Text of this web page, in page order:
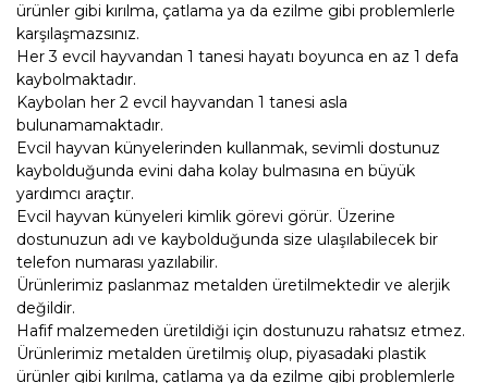
ürünler gibi kırılma, çatlama ya da ezilme gibi problemlerle
karşılaşmazsınız.
Her 3 evcil hayvandan 1 tanesi hayatı boyunca en az 1 defa
kaybolmaktadır.
Kaybolan her 2 evcil hayvandan 1 tanesi asla
bulunamamaktadır.
Evcil hayvan künyelerinden kullanmak, sevimli dostunuz
kaybolduğunda evini daha kolay bulmasına en büyük
yardımcı araçtır.
Evcil hayvan künyeleri kimlik görevi görür. Üzerine
dostunuzun adı ve kaybolduğunda size ulaşılabilecek bir
telefon numarası yazılabilir.
Ürünlerimiz paslanmaz metalden üretilmektedir ve alerjik
değildir.
Hafif malzemeden üretildiği için dostunuzu rahatsız etmez.
Ürünlerimiz metalden üretilmiş olup, piyasadaki plastik
ürünler gibi kırılma, çatlama ya da ezilme gibi problemlerle